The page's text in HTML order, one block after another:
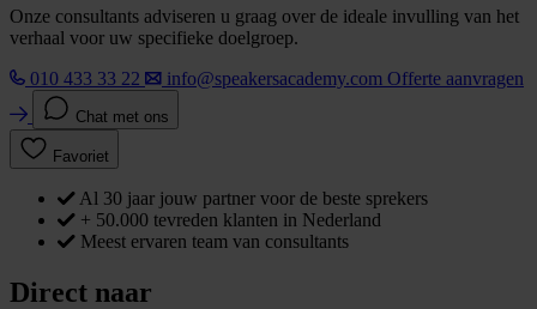
Onze consultants adviseren u graag over de ideale invulling van het
verhaal voor uw specifieke doelgroep.
010 433 33 22
info@speakersacademy.com Offerte aanvragen
Chat met ons
Favoriet
Al 30 jaar jouw partner voor de beste sprekers
+ 50.000 tevreden klanten in Nederland
Meest ervaren team van consultants
Direct naar